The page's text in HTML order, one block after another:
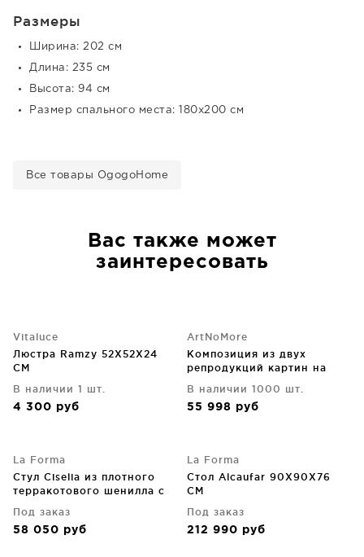
Размеры
Ширина: 202 см
Длина: 235 см
Высота: 94 см
Размер спального места: 180x200 см
Все товары OgogoHome
Вас также может
заинтересовать
Vitaluce
Люстра Ramzy 52X52X24
CM
В наличии 1 шт.
4 300 руб
ArtNoMore
Композиция из двух
репродукций картин на
75X105 / 75X105 CM
В наличии 1000 шт.
55 998 руб
La Forma
Стул Ciselia из плотного
терракотового шенилла с
ножками 52X52X98.5 CM
Под заказ
58 050 руб
La Forma
Стол Alcaufar 90X90X76
CM
Под заказ
212 990 руб